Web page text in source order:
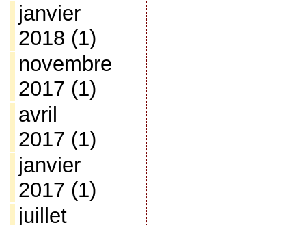
janvier
2018 (1)
novembre
2017 (1)
avril
2017 (1)
janvier
2017 (1)
juillet